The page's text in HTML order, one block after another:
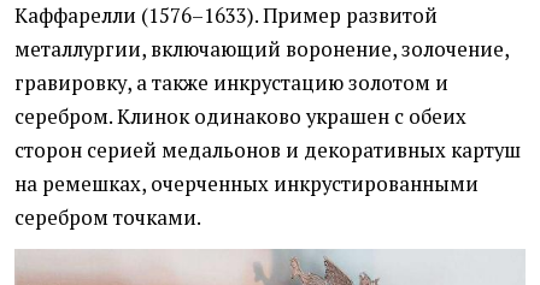
Каффарелли (1576–1633). Пример развитой
металлургии, включающий воронение, золочение,
гравировку, а также инкрустацию золотом и
серебром. Клинок одинаково украшен с обеих
сторон серией медальонов и декоративных картуш
на ремешках, очерченных инкрустированными
серебром точками.